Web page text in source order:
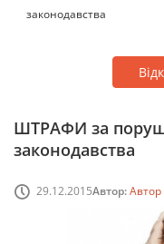
законодавства
ШТРАФИ за
законодавства
29.12.2015Автор: